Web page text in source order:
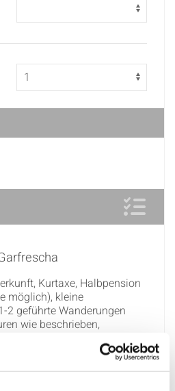
Kurtaxe, Halbpension
möglich), kleine
2 geführte Wanderungen
wie beschrieben,
Kinderprogramm (6 -